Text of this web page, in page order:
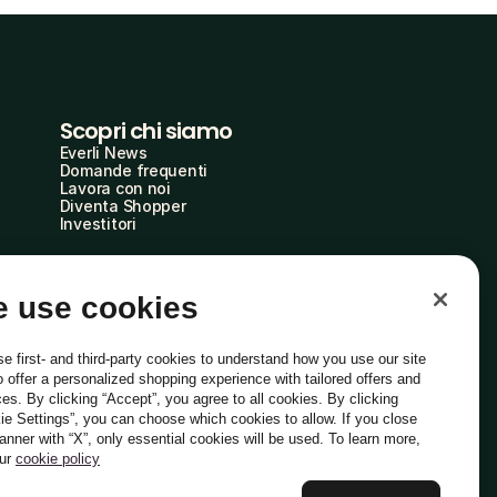
Scopri chi siamo
Everli News
Domande frequenti
Lavora con noi
Diventa Shopper
Investitori
Italiano
use cookies
first- and third-party cookies to understand how you use our site
offer a personalized shopping experience with tailored offers and
By clicking “Accept”, you agree to all cookies. By clicking
Settings”, you can choose which cookies to allow. If you close
with “X”, only essential cookies will be used. To learn more,
cookie policy